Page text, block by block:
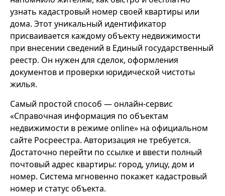
узнать кадастровый номер своей квартиры или
дома. Этот уникальный идентификатор
присваивается каждому объекту недвижимости
при внесении сведений в Единый государственный
реестр. Он нужен для сделок, оформления
документов и проверки юридической чистоты
жилья.
Самый простой способ — онлайн-сервис
«Справочная информация по объектам
недвижимости в режиме online» на официальном
сайте Росреестра. Авторизация не требуется.
Достаточно перейти по ссылке и ввести полный
почтовый адрес квартиры: город, улицу, дом и
номер. Система мгновенно покажет кадастровый
номер и статус объекта.